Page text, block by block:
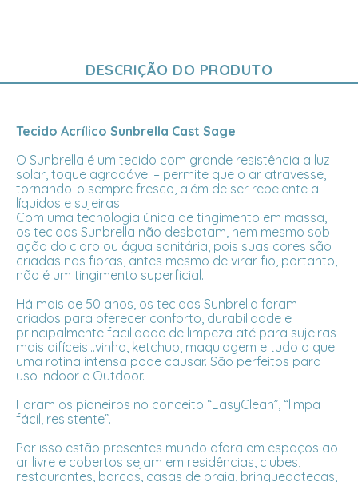
DESCRIÇÃO DO PRODUTO
Tecido Acrílico Sunbrella Cast Sage
O Sunbrella é um tecido com grande resistência a luz
solar, toque agradável – permite que o ar atravesse,
tornando-o sempre fresco, além de ser repelente a
líquidos e sujeiras.
Com uma tecnologia única de tingimento em massa,
os tecidos Sunbrella não desbotam, nem mesmo sob
ação do cloro ou água sanitária, pois suas cores são
criadas nas fibras, antes mesmo de virar fio, portanto,
não é um tingimento superficial.
Há mais de 50 anos, os tecidos Sunbrella foram
criados para oferecer conforto, durabilidade e
principalmente facilidade de limpeza até para sujeiras
mais difíceis...vinho, ketchup, maquiagem e tudo o que
uma rotina intensa pode causar. São perfeitos para
uso Indoor e Outdoor.
Foram os pioneiros no conceito “EasyClean”, “limpa
fácil, resistente”.
Por isso estão presentes mundo afora em espaços ao
ar livre e cobertos sejam em residências, clubes,
restaurantes, barcos, casas de praia, brinquedotecas,